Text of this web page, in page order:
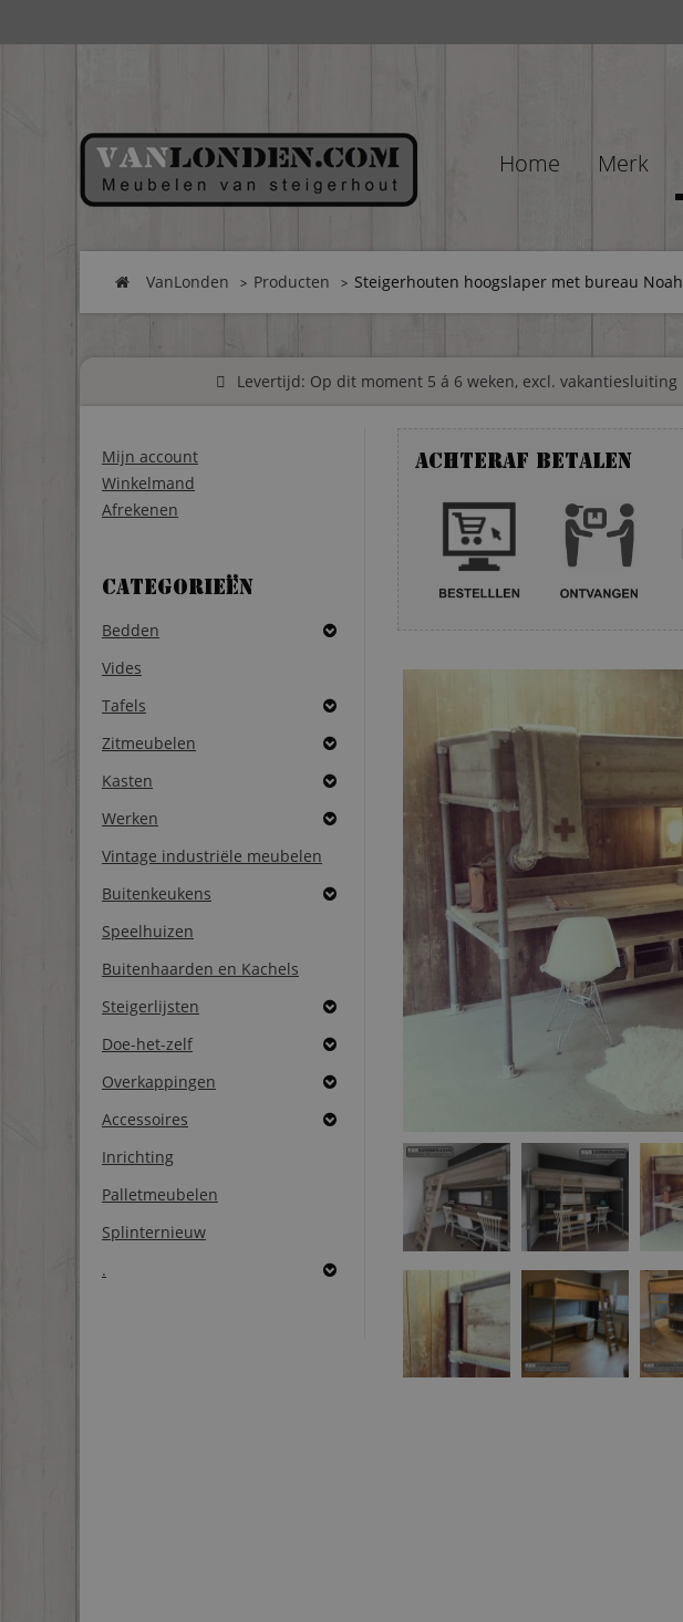
Home Merk
VanLonden Producten Steigerhouten hoogslaper met bureau Noah
Levertijd: Op dit moment 5 á 6 weken, excl. vakantiesluiting
Mijn account
Winkelmand
Afrekenen
Categorieën
Bedden
Vides
Tafels
Zitmeubelen
Kasten
Werken
Vintage industriële meubelen
Buitenkeukens
Speelhuizen
Buitenhaarden en Kachels
Steigerlijsten
Doe-het-zelf
Overkappingen
Accessoires
Inrichting
Palletmeubelen
Splinternieuw
.
Achteraf betalen